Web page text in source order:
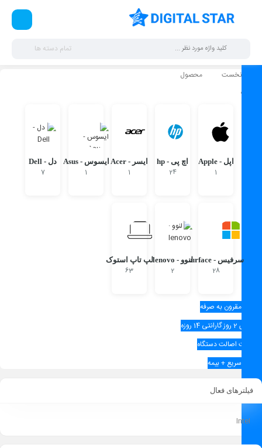
تمام دسته ها
صفحه نخست
محصول
لپ تاپ
اپل - Apple
1
اچ پی - hp
24
ایسر - Acer
1
ایسوس - Asus
1
دل - Dell
7
سرفیس - surface
28
لنوو - lenovo
2
لپ تاپ استوک
63
قیمت مقرون به‌ صرفه
تعویض 2 روز گارانتی 14 روزه
ضمانت اصالت دستگاه
ارسال سریع + بیمه
فیلترهای فعال
Intel